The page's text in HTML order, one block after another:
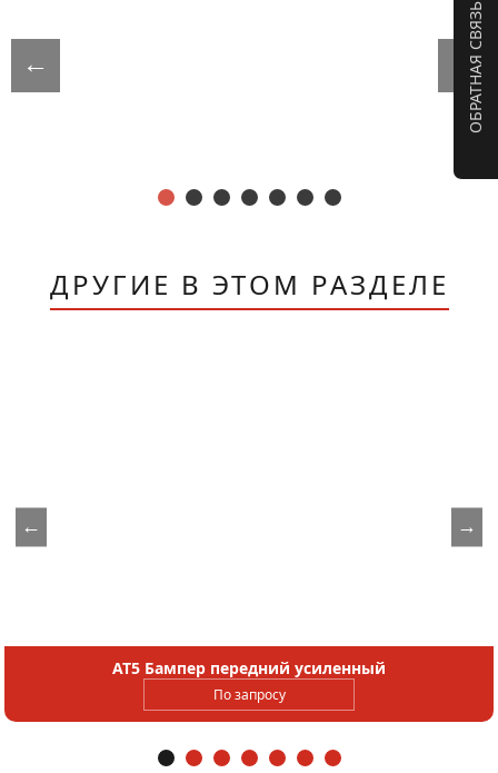
← →
ДРУГИЕ В ЭТОМ РАЗДЕЛЕ
AT5 Бампер передний усиленный
По запросу
← →
ОБРАТНАЯ СВЯЗЬ